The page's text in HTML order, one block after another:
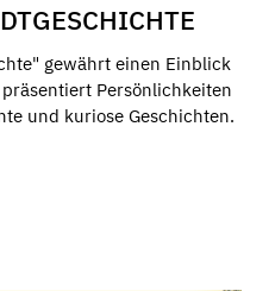
gewährt einen Einblick
Persönlichkeiten
und kuriose Geschichten.